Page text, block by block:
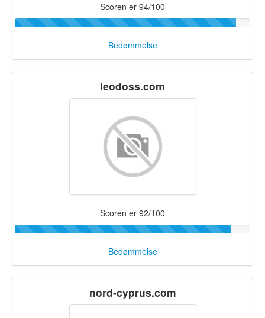
Scoren er 94/100
Bedømmelse
leodoss.com
Scoren er 92/100
Bedømmelse
nord-cyprus.com